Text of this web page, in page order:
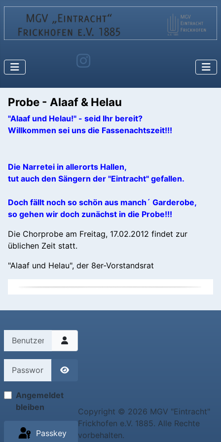
Probe - Alaaf & Helau
"Alaaf und Helau!" - seid Ihr bereit?
Willkommen sei uns die Fassenachtszeit!!!
Die Narretei in allerorts Hallen,
tut auch den Sängern der "Eintracht" gefallen.
Doch fällt noch so schön aus manch´ Garderobe,
so gehen wir doch zunächst in die Probe!!!
Die Chorprobe am Freitag, 17.02.2012 findet zur
üblichen Zeit statt.
"Alaaf und Helau", der 8er-Vorstandsrat
Benutzername
Angemeldet
bleiben
Copyright © 2026 MGV "Eintracht"
Frickhofen e.V. 1885. Alle Rechte
vorbehalten.